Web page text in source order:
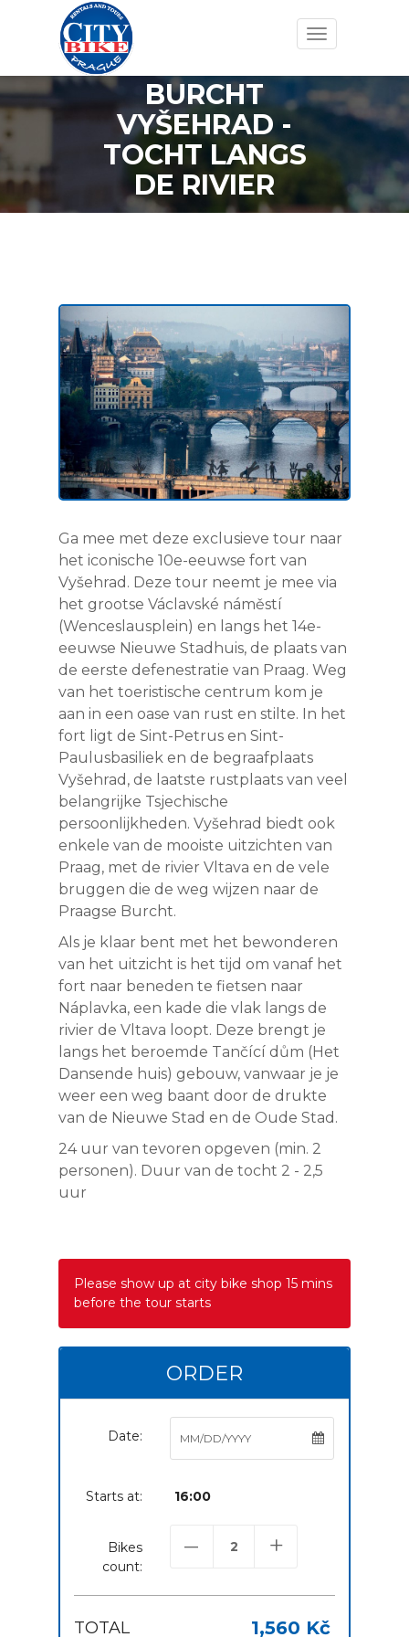
Toggle
navigation
BURCHT
VYŠEHRAD -
TOCHT LANGS
DE RIVIER
Ga mee met deze exclusieve tour naar
het iconische 10e-eeuwse fort van
Vyšehrad. Deze tour neemt je mee via
het grootse Václavské náměstí
(Wenceslausplein) en langs het 14e-
eeuwse Nieuwe Stadhuis, de plaats van
de eerste defenestratie van Praag. Weg
van het toeristische centrum kom je
aan in een oase van rust en stilte. In het
fort ligt de Sint-Petrus en Sint-
Paulusbasiliek en de begraafplaats
Vyšehrad, de laatste rustplaats van veel
belangrijke Tsjechische
persoonlijkheden. Vyšehrad biedt ook
enkele van de mooiste uitzichten van
Praag, met de rivier Vltava en de vele
bruggen die de weg wijzen naar de
Praagse Burcht.
Als je klaar bent met het bewonderen
van het uitzicht is het tijd om vanaf het
fort naar beneden te fietsen naar
Náplavka, een kade die vlak langs de
rivier de Vltava loopt. Deze brengt je
langs het beroemde Tančící dům (Het
Dansende huis) gebouw, vanwaar je je
weer een weg baant door de drukte
van de Nieuwe Stad en de Oude Stad.
24 uur van tevoren opgeven (min. 2
personen). Duur van de tocht 2 - 2,5
uur
Please show up at city bike shop 15 mins
before the tour starts
ORDER
Date:
Starts at: 16:00
Bikes
count:
– +
TOTAL 1,560 Kč